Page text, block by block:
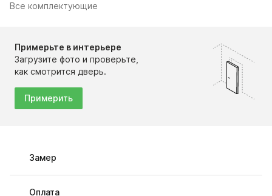
Все комплектующие
Примерьте в интерьере
Загрузите фото и проверьте,
как смотрится дверь.
Примерить
Замер
Оплата